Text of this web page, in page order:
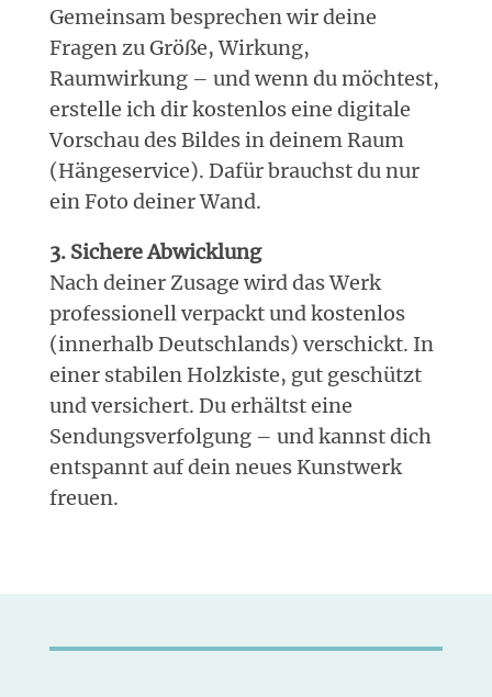
Gemeinsam besprechen wir deine
Fragen zu Größe, Wirkung,
Raumwirkung – und wenn du möchtest,
erstelle ich dir kostenlos eine digitale
Vorschau des Bildes in deinem Raum
(Hängeservice). Dafür brauchst du nur
ein Foto deiner Wand.
3. Sichere Abwicklung
Nach deiner Zusage wird das Werk
professionell verpackt und kostenlos
(innerhalb Deutschlands) verschickt. In
einer stabilen Holzkiste, gut geschützt
und versichert. Du erhältst eine
Sendungsverfolgung – und kannst dich
entspannt auf dein neues Kunstwerk
freuen.